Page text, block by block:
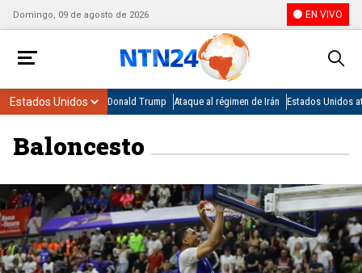
Domingo, 09 de agosto de 2026 EN VIVO
Donald Trump Ataque al régimen de Irán Estados Unidos
Baloncesto